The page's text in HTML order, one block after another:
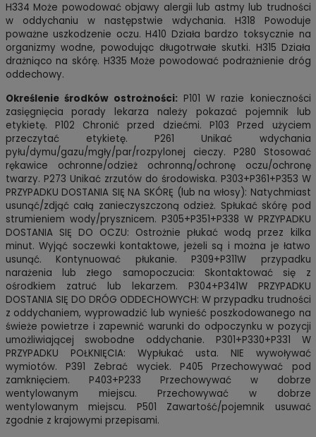
H334 Może powodować objawy alergii lub astmy lub trudności
w oddychaniu w następstwie wdychania. H318 Powoduje
poważne uszkodzenie oczu. H410 Działa bardzo toksycznie na
organizmy wodne, powodując długotrwałe skutki. H315 Działa
drażniąco na skórę. H335 Może powodować podrażnienie dróg
oddechowy.
Określenie środków ostrożności: P101 W razie konieczności
zasięgnięcia porady lekarza należy pokazać pojemnik lub
etykietę. P102 Chronić przed dziećmi. P103 Przed użyciem
przeczytać etykietę. P261 Unikać wdychania
pyłu/dymu/gazu/mgły/par/rozpylonej cieczy. P280 Stosować
rękawice ochronne/odzież ochronną/ochronę oczu/ochronę
twarzy. P273 Unikać zrzutów do środowiska. P303+P361+P353 W
PRZYPADKU DOSTANIA SIĘ NA SKÓRĘ (lub na włosy): Natychmiast
usunąć/zdjąć całą zanieczyszczoną odzież. Spłukać skórę pod
strumieniem wody/prysznicem. P305+P351+P338 W PRZYPADKU
DOSTANIA SIĘ DO OCZU: Ostrożnie płukać wodą przez kilka
minut. Wyjąć soczewki kontaktowe, jeżeli są i można je łatwo
usunąć. Kontynuować płukanie. P309+P311W przypadku
narażenia lub złego samopoczucia: Skontaktować się z
ośrodkiem zatruć lub lekarzem. P304+P341W PRZYPADKU
DOSTANIA SIĘ DO DRÓG ODDECHOWYCH: W przypadku trudności
z oddychaniem, wyprowadzić lub wynieść poszkodowanego na
świeże powietrze i zapewnić warunki do odpoczynku w pozycji
umożliwiającej swobodne oddychanie. P301+P330+P331 W
PRZYPADKU POŁKNIĘCIA: Wypłukać usta. NIE wywoływać
wymiotów. P391 Zebrać wyciek. P405 Przechowywać pod
zamknięciem. P403+P233 Przechowywać w dobrze
wentylowanym miejscu. Przechowywać w dobrze
wentylowanym miejscu. P501 Zawartość/pojemnik usuwać
zgodnie z krajowymi przepisami.